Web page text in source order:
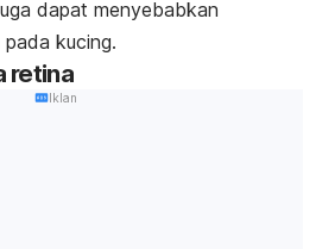
dapat menyebabkan
pada kucing.
retina
Iklan